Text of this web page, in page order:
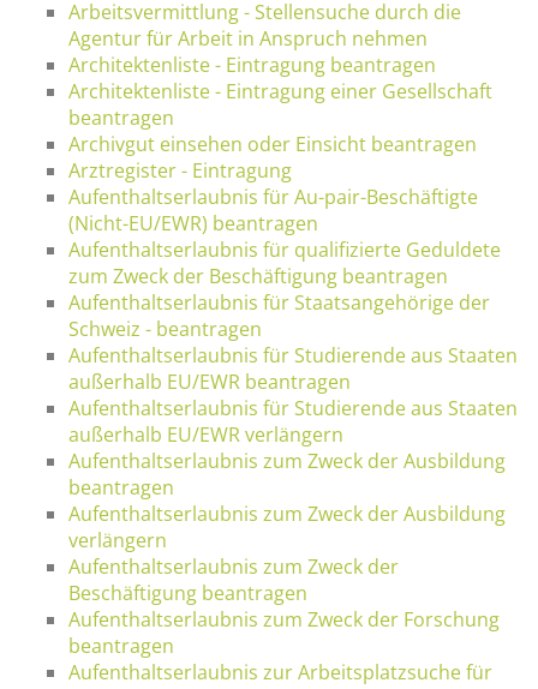
Arbeitsvermittlung - Stellensuche durch die
Agentur für Arbeit in Anspruch nehmen
Architektenliste - Eintragung beantragen
Architektenliste - Eintragung einer Gesellschaft
beantragen
Archivgut einsehen oder Einsicht beantragen
Arztregister - Eintragung
Aufenthaltserlaubnis für Au-pair-Beschäftigte
(Nicht-EU/EWR) beantragen
Aufenthaltserlaubnis für qualifizierte Geduldete
zum Zweck der Beschäftigung beantragen
Aufenthaltserlaubnis für Staatsangehörige der
Schweiz - beantragen
Aufenthaltserlaubnis für Studierende aus Staaten
außerhalb EU/EWR beantragen
Aufenthaltserlaubnis für Studierende aus Staaten
außerhalb EU/EWR verlängern
Aufenthaltserlaubnis zum Zweck der Ausbildung
beantragen
Aufenthaltserlaubnis zum Zweck der Ausbildung
verlängern
Aufenthaltserlaubnis zum Zweck der
Beschäftigung beantragen
Aufenthaltserlaubnis zum Zweck der Forschung
beantragen
Aufenthaltserlaubnis zur Arbeitsplatzsuche für